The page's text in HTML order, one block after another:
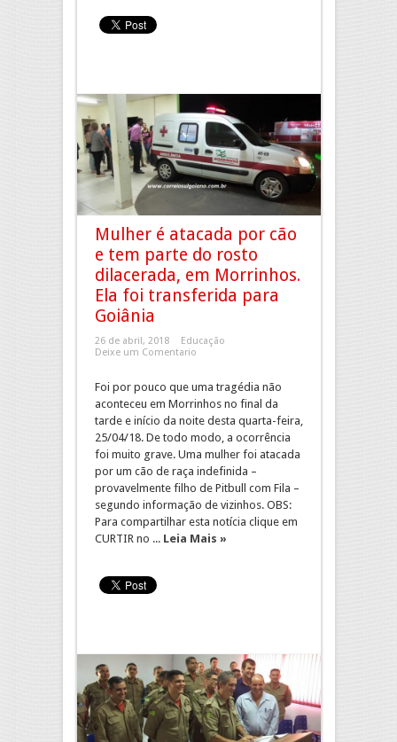
Mulher é atacada por cão
e tem parte do rosto
dilacerada, em Morrinhos.
Ela foi transferida para
Goiânia
26 de abril, 2018
Educação
Deixe um Comentario
Foi por pouco que uma tragédia não
aconteceu em Morrinhos no final da
tarde e início da noite desta quarta-feira,
25/04/18. De todo modo, a ocorrência
foi muito grave. Uma mulher foi atacada
por um cão de raça indefinida –
provavelmente filho de Pitbull com Fila –
segundo informação de vizinhos. OBS:
Para compartilhar esta notícia clique em
CURTIR no ... Leia Mais »